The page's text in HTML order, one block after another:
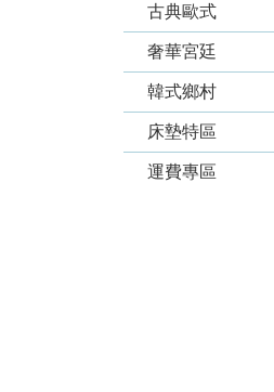
古典歐式
奢華宮廷
韓式鄉村
床墊特區
運費專區